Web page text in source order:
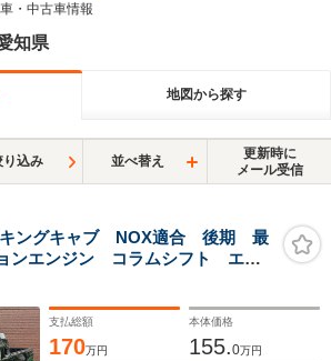
・中古車情報
知県
地図から探す
り込み 並べ替え
更新時に
メール受信
ングキャブ NOX適合 後期 最
ンエンジン コラムシフト エア
支払総額
170万円
本体価格
155.0万円